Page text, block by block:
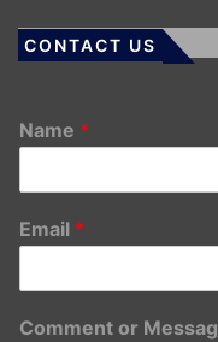
CONTACT US
Name *
Email *
Comment or